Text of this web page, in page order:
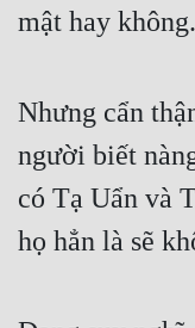
mật hay không.
Nhưng cẩn
người biết
có Tạ Uẩn và
họ hẳn là sẽ